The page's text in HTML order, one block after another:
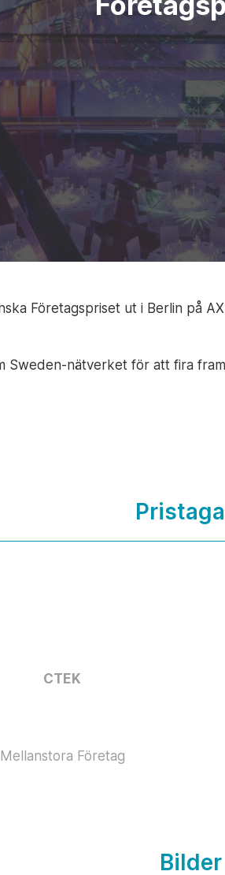
Företagspriset ut i Berlin på
Sweden-nätverket för att fira
CTEK
Mellanstora Företag
Bilder